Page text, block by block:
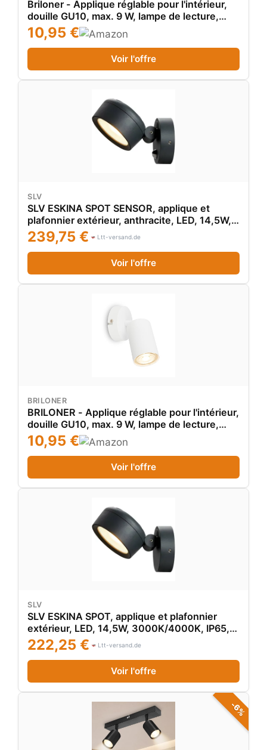
Briloner - Applique réglable pour l'intérieur,
douille GU10, max. 9 W, lampe de lecture,
lampe de salon et couloir, lampe murale, spot
de cuisine, applique murale, noir
10,95 €
Voir l'offre
SLV
SLV ESKINA SPOT SENSOR, applique et
plafonnier extérieur, anthracite, LED, 14,5W,
3000K/4000K - Lampes sur pied, murales et
de plafond (extérieur)
239,75 € Ltt-versand.de
Voir l'offre
BRILONER
BRILONER - Applique réglable pour l'intérieur,
douille GU10, max. 9 W, lampe de lecture,
lampe de salon, lampe murale, lampe de
cuisine, lampe de couloir, applique murale,
Blanc
10,95 €
Voir l'offre
SLV
SLV ESKINA SPOT, applique et plafonnier
extérieur, LED, 14,5W, 3000K/4000K, IP65,
variable Triac - Lampes sur pied, murales et
de plafond (extér...
222,25 € Ltt-versand.de
Voir l'offre
-6%